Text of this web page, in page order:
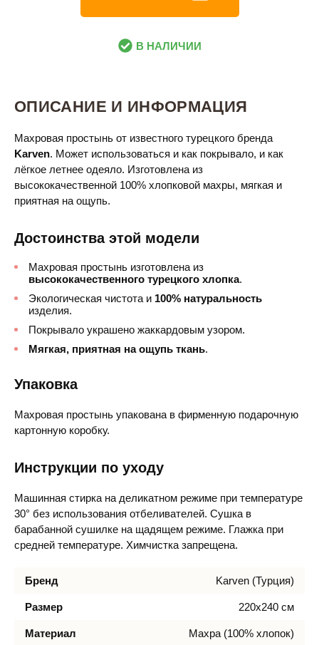
В НАЛИЧИИ
ОПИСАНИЕ И ИНФОРМАЦИЯ
Махровая простынь от известного турецкого бренда
Karven. Может использоваться и как покрывало, и как
лёгкое летнее одеяло. Изготовлена из
высококачественной 100% хлопковой махры, мягкая и
приятная на ощупь.
Достоинства этой модели
Махровая простынь изготовлена из
высококачественного турецкого хлопка.
Экологическая чистота и 100% натуральность
изделия.
Покрывало украшено жаккардовым узором.
Мягкая, приятная на ощупь ткань.
Упаковка
Махровая простынь упакована в фирменную подарочную
картонную коробку.
Инструкции по уходу
Машинная стирка на деликатном режиме при температуре
30° без использования отбеливателей. Сушка в
барабанной сушилке на щадящем режиме. Глажка при
средней температуре. Химчистка запрещена.
Бренд Karven (Турция)
Размер 220х240 см
Материал Махра (100% хлопок)